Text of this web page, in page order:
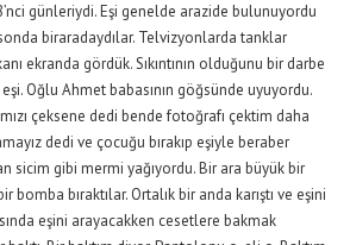
günleriydi. Eşi genelde arazide bulunuyordu
biraradaydılar. Telvizyonlarda tanklar
ekranda gördük. Sıkıntının olduğunu bir darbe
Oğlu Ahmet babasının göğsünde uyuyordu.
çeksene dedi bende fotoğrafı çektim daha
dedi ve çocuğu bırakıp eşiyle beraber
sicim gibi mermi yağıyordu. Bir ara büyük bir
bomba bıraktılar. Ortalık bir anda karıştı ve eşini
eşini arayacakken cesetlere bakmak